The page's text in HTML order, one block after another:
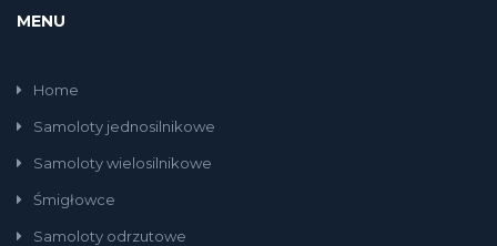
MENU
Home
Samoloty jednosilnikowe
Samoloty wielosilnikowe
Śmigłowce
Samoloty odrzutowe